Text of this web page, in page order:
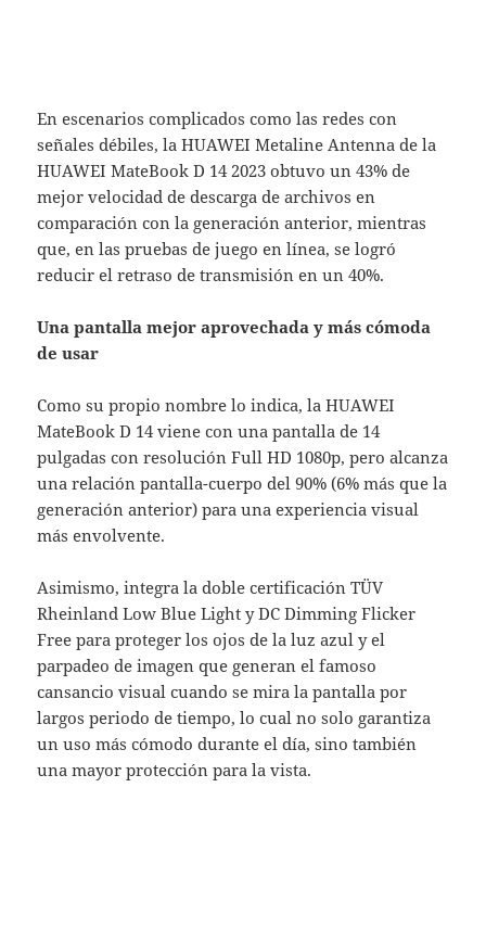
En escenarios complicados como las redes con
señales débiles, la HUAWEI Metaline Antenna de la
HUAWEI MateBook D 14 2023 obtuvo un 43% de
mejor velocidad de descarga de archivos en
comparación con la generación anterior, mientras
que, en las pruebas de juego en línea, se logró
reducir el retraso de transmisión en un 40%.
Una pantalla mejor aprovechada y más cómoda
de usar
Como su propio nombre lo indica, la HUAWEI
MateBook D 14 viene con una pantalla de 14
pulgadas con resolución Full HD 1080p, pero alcanza
una relación pantalla-cuerpo del 90% (6% más que la
generación anterior) para una experiencia visual
más envolvente.
Asimismo, integra la doble certificación TÜV
Rheinland Low Blue Light y DC Dimming Flicker
Free para proteger los ojos de la luz azul y el
parpadeo de imagen que generan el famoso
cansancio visual cuando se mira la pantalla por
largos periodo de tiempo, lo cual no solo garantiza
un uso más cómodo durante el día, sino también
una mayor protección para la vista.